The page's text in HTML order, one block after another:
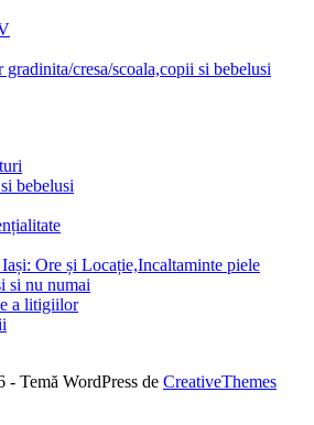
gradinita/cresa/scoala,copii si bebelusi
bebelusi
Ore și Locație,Incaltaminte piele
si nu numai
a litigiilor
Temă WordPress de CreativeThemes